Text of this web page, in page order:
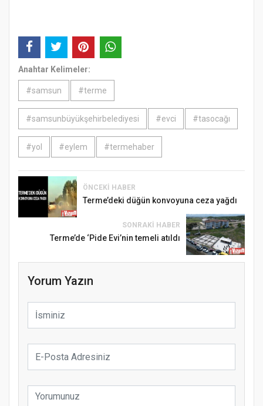
Anahtar Kelimeler:
#samsun #terme
#samsunbüyükşehirbelediyesi #evci #tasocağı
#yol #eylem #termehaber
ÖNCEKI HABER
Terme’deki düğün konvoyuna ceza yağdı
SONRAKI HABER
Terme’de ‘Pide Evi’nin temeli atıldı
Yorum Yazın